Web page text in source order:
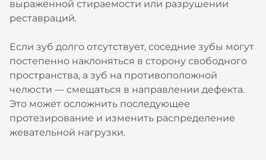
выраженной стираемости или разрушении
реставраций.
Если зуб долго отсутствует, соседние зубы могут
постепенно наклоняться в сторону свободного
пространства, а зуб на противоположной
челюсти — смещаться в направлении дефекта.
Это может осложнить последующее
протезирование и изменить распределение
жевательной нагрузки.